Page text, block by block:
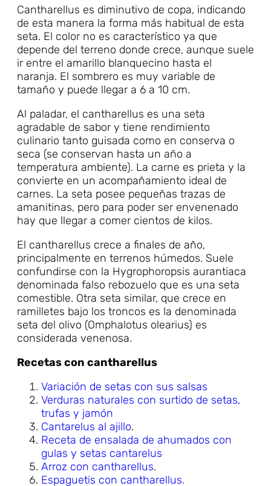
Cantharellus es diminutivo de copa, indicando
de esta manera la forma más habitual de esta
seta. El color no es característico ya que
depende del terreno donde crece, aunque suele
ir entre el amarillo blanquecino hasta el
naranja. El sombrero es muy variable de
tamaño y puede llegar a 6 a 10 cm.
Al paladar, el cantharellus es una seta
agradable de sabor y tiene rendimiento
culinario tanto guisada como en conserva o
seca (se conservan hasta un año a
temperatura ambiente). La carne es prieta y la
convierte en un acompañamiento ideal de
carnes. La seta posee pequeñas trazas de
amanitinas, pero para poder ser envenenado
hay que llegar a comer cientos de kilos.
El cantharellus crece a finales de año,
principalmente en terrenos húmedos. Suele
confundirse con la Hygrophoropsis aurantiaca
denominada falso rebozuelo que es una seta
comestible. Otra seta similar, que crece en
ramilletes bajo los troncos es la denominada
seta del olivo (Omphalotus olearius) es
considerada venenosa.
Recetas con cantharellus
Variación de setas con sus salsas
Verduras naturales con surtido de setas,
trufas y jamón
Cantarelus al ajillo.
Receta de ensalada de ahumados con
gulas y setas cantarelus
Arroz con cantharellus.
Espaguetis con cantharellus.